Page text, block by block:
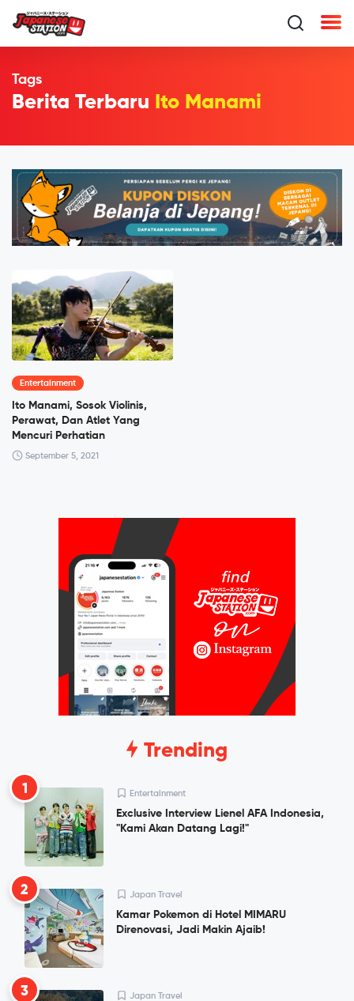
Tags
Berita Terbaru Ito Manami
Entertainment
Ito Manami, Sosok Violinis,
Perawat, Dan Atlet Yang
Mencuri Perhatian
September 5, 2021
Trending
1 Entertainment
Exclusive Interview Lienel AFA Indonesia,
"Kami Akan Datang Lagi!"
2 Japan Travel
Kamar Pokemon di Hotel MIMARU
Direnovasi, Jadi Makin Ajaib!
3 Japan Travel